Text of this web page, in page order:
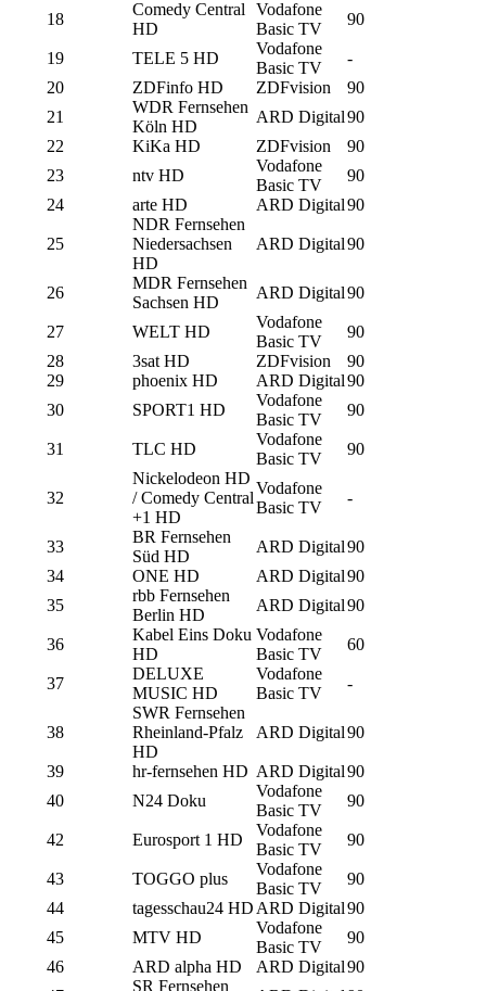
18
Comedy Central
HD
Vodafone
Basic TV
90
19 TELE 5 HD
Vodafone
Basic TV
-
20
ZDFinfo HD ZDFvision
90
21
WDR Fernsehen
Köln HD
ARD Digital90
22
KiKa HD ZDFvision
90
23
ntv HD
Vodafone
Basic TV
90
24
arte HD ARD Digital90
25
NDR Fernsehen
Niedersachsen
HD
ARD Digital90
26
MDR Fernsehen
Sachsen HD
ARD Digital90
27 WELT HD
Vodafone
Basic TV
90
28
3sat HD ZDFvision
90
29
phoenix HD ARD Digital90
30
SPORT1 HD
Vodafone
Basic TV
90
31 TLC HD
Vodafone
Basic TV
90
32
Nickelodeon HD
/ Comedy Central
+1 HD
Vodafone
Basic TV
-
33
BR Fernsehen
Süd HD
ARD Digital90
34
ONE HD ARD Digital90
35
rbb Fernsehen
Berlin HD
ARD Digital90
36
Kabel Eins Doku
HD
Vodafone
Basic TV
60
37
DELUXE
MUSIC HD
Vodafone
Basic TV
-
38
SWR Fernsehen
Rheinland-Pfalz
HD
ARD Digital90
39 hr-fernsehen HD ARD Digital90
40
N24 Doku
Vodafone
Basic TV
90
42 Eurosport 1 HD
Vodafone
Basic TV
90
43 TOGGO plus
Vodafone
Basic TV
90
44
tagesschau24 HD ARD Digital90
45
MTV HD
Vodafone
Basic TV
90
46
ARD alpha HD ARD Digital90
SR Fernsehen